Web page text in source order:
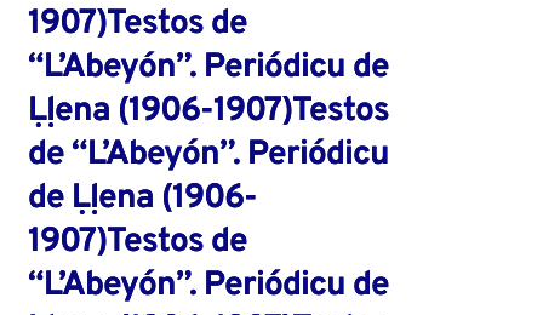
1907)Testos de
“L’Abeyón”. Periódicu de
Ḷḷena (1906-1907)Testos
de “L’Abeyón”. Periódicu
de Ḷḷena (1906-
1907)Testos de
“L’Abeyón”. Periódicu de